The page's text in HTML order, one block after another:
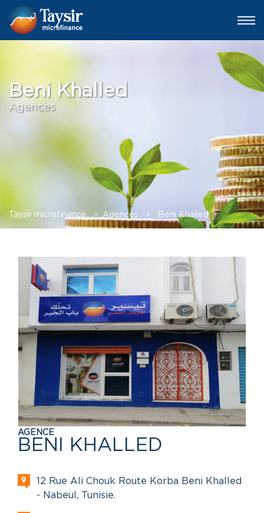
Beni Khalled
Agences
Taysir microfinance > Agences > Beni Khalled
AGENCE
BENI KHALLED
12 Rue Ali Chouk Route Korba Beni Khalled
- Nabeul, Tunisie.